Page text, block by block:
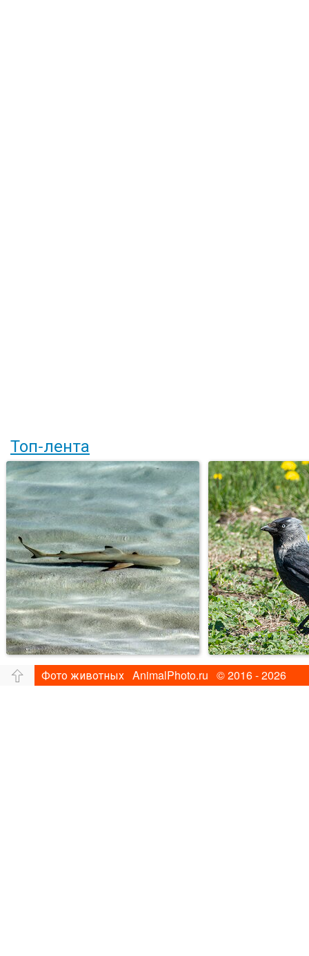
Топ-лента
Фото животных AnimalPhoto.ru © 2016 - 2026